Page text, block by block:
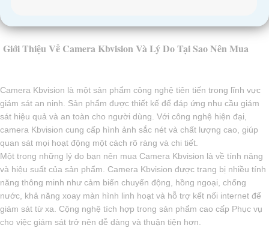
Giới Thiệu Về Camera Kbvision Và Lý Do Tại Sao Nên Mua
Camera Kbvision là một sản phẩm công nghệ tiên tiến trong lĩnh vực
giám sát an ninh. Sản phẩm được thiết kế để đáp ứng nhu cầu giám
sát hiệu quả và an toàn cho người dùng. Với công nghệ hiện đại,
camera Kbvision cung cấp hình ảnh sắc nét và chất lượng cao, giúp
quan sát mọi hoạt động một cách rõ ràng và chi tiết.
Một trong những lý do bạn nên mua Camera Kbvision là về tính năng
và hiệu suất của sản phẩm. Camera Kbvision được trang bị nhiều tính
năng thông minh như cảm biến chuyển động, hồng ngoại, chống
nước, khả năng xoay màn hình linh hoạt và hỗ trợ kết nối internet để
giám sát từ xa. Cộng nghệ tích hợp trong sản phẩm cao cấp Phục vụ
cho việc giám sát trở nên dễ dàng và thuận tiện hơn.